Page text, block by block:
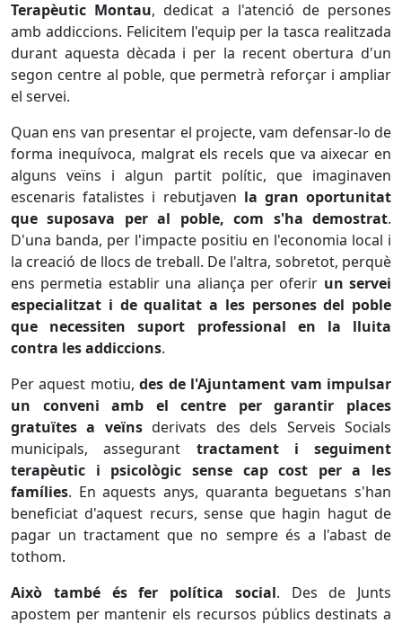
Terapèutic Montau, dedicat a l'atenció de persones
amb addiccions. Felicitem l'equip per la tasca realitzada
durant aquesta dècada i per la recent obertura d'un
segon centre al poble, que permetrà reforçar i ampliar
el servei.
Quan ens van presentar el projecte, vam defensar-lo de
forma inequívoca, malgrat els recels que va aixecar en
alguns veïns i algun partit polític, que imaginaven
escenaris fatalistes i rebutjaven la gran oportunitat
que suposava per al poble, com s'ha demostrat.
D'una banda, per l'impacte positiu en l'economia local i
la creació de llocs de treball. De l'altra, sobretot, perquè
ens permetia establir una aliança per oferir un servei
especialitzat i de qualitat a les persones del poble
que necessiten suport professional en la lluita
contra les addiccions.
Per aquest motiu,des de l'Ajuntament vam impulsar
un conveni amb el centre per garantir places
gratuïtes a veïnsderivats des dels Serveis Socials
municipals, assegurant tractament i seguiment
terapèutic i psicològic sense cap cost per a les
famílies. En aquests anys, quaranta beguetans s'han
beneficiat d'aquest recurs, sense que hagin hagut de
pagar un tractament que no sempre és a l'abast de
tothom.
Això també és fer política social. Des de Junts
apostem per mantenir els recursos públics destinats a